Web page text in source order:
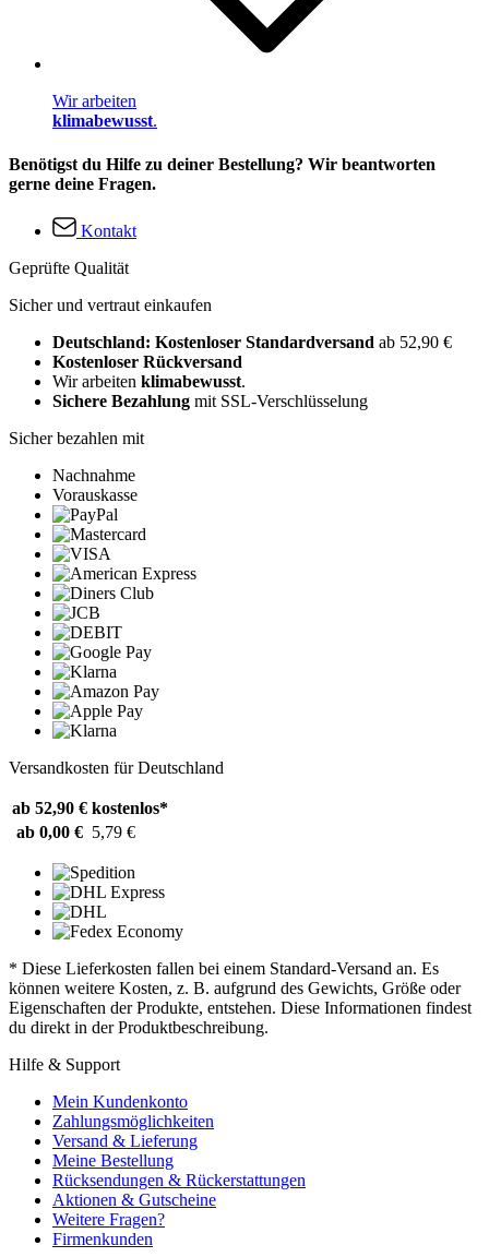
Wir arbeiten
klimabewusst.
Benötigst du Hilfe zu deiner Bestellung? Wir beantworten
gerne deine Fragen.
Kontakt
Geprüfte Qualität
Sicher und vertraut einkaufen
Deutschland: Kostenloser Standardversand ab 52,90 €
Kostenloser Rückversand
Wir arbeiten klimabewusst.
Sichere Bezahlung mit SSL-Verschlüsselung
Sicher bezahlen mit
Nachnahme
Vorauskasse
Versandkosten für Deutschland
ab 52,90 € kostenlos*
ab 0,00 € 5,79 €
* Diese Lieferkosten fallen bei einem Standard-Versand an. Es
können weitere Kosten, z. B. aufgrund des Gewichts, Größe oder
Eigenschaften der Produkte, entstehen. Diese Informationen findest
du direkt in der Produktbeschreibung.
Hilfe & Support
Mein Kundenkonto
Zahlungsmöglichkeiten
Versand & Lieferung
Meine Bestellung
Rücksendungen & Rückerstattungen
Aktionen & Gutscheine
Weitere Fragen?
Firmenkunden